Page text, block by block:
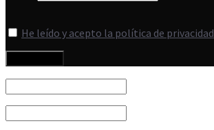
He leído y acepto la política de privacidad